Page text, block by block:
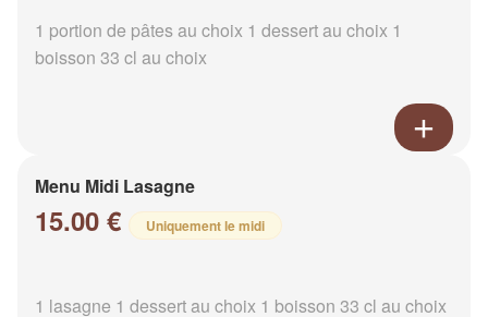
1 portion de pâtes au choix 1 dessert au choix 1
boisson 33 cl au choix
Menu Midi Lasagne
15.00 € Uniquement le midi
1 lasagne 1 dessert au choix 1 boisson 33 cl au choix